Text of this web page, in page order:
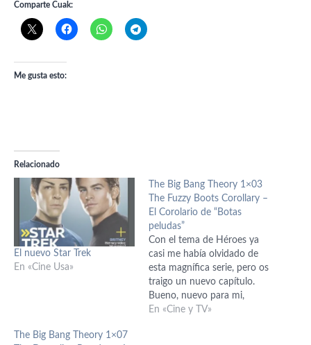
Comparte Cuak:
Me gusta esto:
Relacionado
El nuevo Star Trek
En «Cine Usa»
The Big Bang Theory 1×03
The Fuzzy Boots Corollary –
El Corolario de “Botas
peludas”
Con el tema de Héroes ya
casi me había olvidado de
esta magnífica serie, pero os
traigo un nuevo capítulo.
Bueno, nuevo para mi,
porque como ya comente
En «Cine y TV»
The Big Bang Theory 1×07